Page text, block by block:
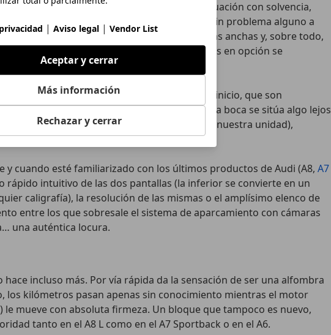
| Aviso legal | Vendor List
Aceptar y cerrar
Más información
Rechazar y cerrar
que conductor y pasajero dominen la situación con solvencia,
asientos individuales permiten acomodar sin problema alguno a
aumenta en las plazas exteriores por ser más anchas y, sobre todo,
el respaldo y con butacas calefactables, pues en opción se
de cuatro zonas.
y bien proporcionadas cubica 605 litros de inicio, que son
el pasaje. Cargarlo será otro cantar, pues la boca se sitúa algo lejos
la suspensión neumática (montada en nuestra unidad),
se reduzca.
y cuando esté familiarizado con los últimos productos de Audi (A8, A7
rápido intuitivo de las dos pantallas (la inferior se convierte en un
caligrafía), la resolución de las mismas o el amplísimo elenco de
entre los que sobresale el sistema de aparcamiento con cámaras
una auténtica locura.
incluso más. Por vía rápida da la sensación de ser una alfombra
los kilómetros pasan apenas sin conocimiento mientras el motor
le mueve con absoluta firmeza. Un bloque que tampoco es nuevo,
tanto en el A8 L como en el A7 Sportback o en el A6.